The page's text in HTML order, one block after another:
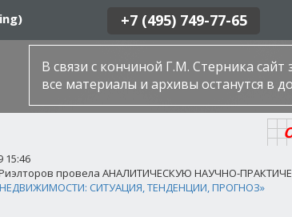
+7 (495) 749-77-65
В связи с кончиной Г.М. Стерника
все материалы и архивы останутся в
15:46
Риэлторов провела АНАЛИТИЧЕСКУЮ НАУЧНО-
СИТУАЦИЯ, ТЕНДЕНЦИИ, ПРОГНОЗ»